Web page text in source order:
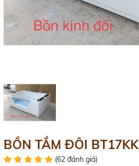
BỒN TẮM ĐÔI BT17KK
(62 đánh giá)